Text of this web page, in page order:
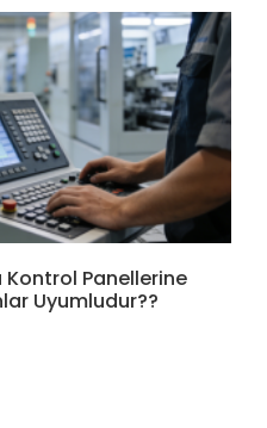
Panellerine
Uyumludur??